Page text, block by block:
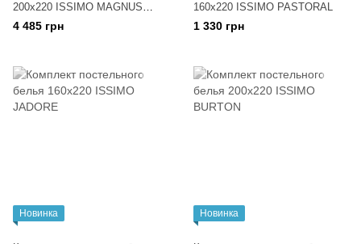
200x220 ISSIMO MAGNUS
CLARET RED(BORDO)
4 485 грн
160x220 ISSIMO PASTORAL
1 330 грн
Новинка Новинка